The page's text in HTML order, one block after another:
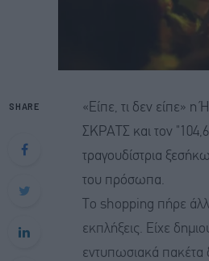
SHARE
«Είπε, τι δεν είπε»
ΣΚΡΑΤΣ και τον
τραγουδίστρια
του πρόσωπα.
Το shopping πήρε
εκπλήξεις. Είχε
εντυπωσιακά πακέτα